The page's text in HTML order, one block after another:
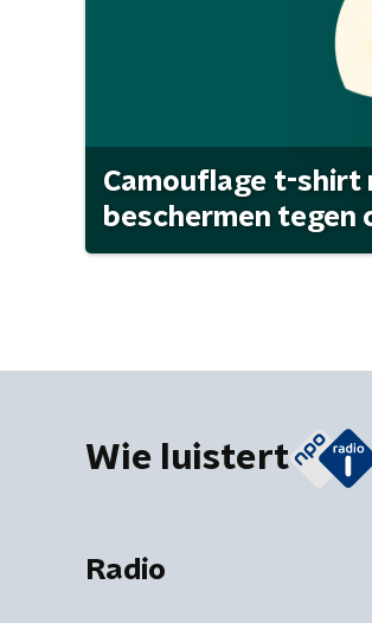
Camouflage t-shirt
beschermen tegen
Wie luistert
Radio